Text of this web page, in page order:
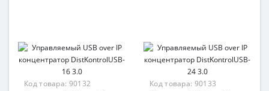
Код товара: 90132 Код товара: 90133